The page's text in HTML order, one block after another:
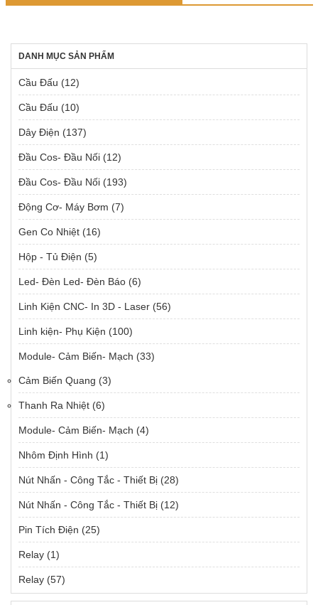
DANH MỤC SẢN PHẨM
Cầu Đấu (12)
Cầu Đấu (10)
Dây Điện (137)
Đầu Cos- Đầu Nối (12)
Đầu Cos- Đầu Nối (193)
Động Cơ- Máy Bơm (7)
Gen Co Nhiệt (16)
Hộp - Tủ Điện (5)
Led- Đèn Led- Đèn Báo (6)
Linh Kiện CNC- In 3D - Laser (56)
Linh kiện- Phụ Kiện (100)
Module- Cảm Biến- Mạch (33)
Cảm Biến Quang (3)
Thanh Ra Nhiệt (6)
Module- Cảm Biến- Mạch (4)
Nhôm Định Hình (1)
Nút Nhấn - Công Tắc - Thiết Bị (28)
Nút Nhấn - Công Tắc - Thiết Bị (12)
Pin Tích Điện (25)
Relay (1)
Relay (57)